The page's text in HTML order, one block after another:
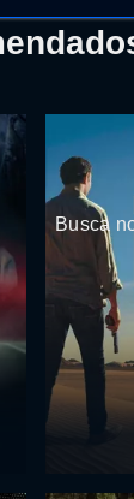
Busca